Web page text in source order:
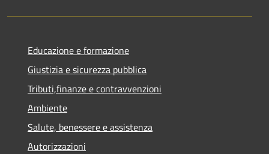
Educazione e formazione
Giustizia e sicurezza pubblica
Tributi,finanze e contravvenzioni
Ambiente
Salute, benessere e assistenza
Autorizzazioni